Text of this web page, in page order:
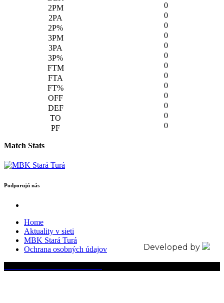
0
0
0
0
0
0
0
0
0
0
0
0
0
Match Stats
Podporujú nás
Home
Aktuality v sieti
MBK Stará Turá
Ochrana osobných údajov
Developed by